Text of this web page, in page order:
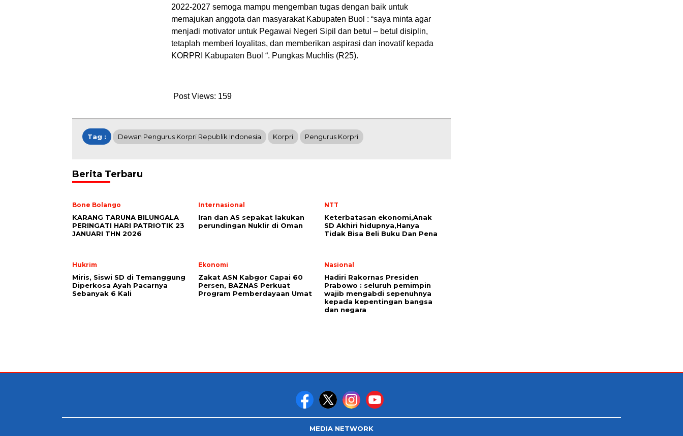
2022-2027 semoga mampu mengemban tugas dengan baik untuk
memajukan anggota dan masyarakat Kabupaten Buol : “saya minta agar
menjadi motivator untuk Pegawai Negeri Sipil dan betul – betul disiplin,
tetaplah memberi loyalitas, dan memberikan aspirasi dan inovatif kepada
KORPRI Kabupaten Buol “. Pungkas Muchlis (R25).
Post Views: 159
Tag : Dewan Pengurus Korpri Republik Indonesia Korpri Pengurus Korpri
Berita Terbaru
Bone Bolango
KARANG TARUNA BILUNGALA
PERINGATI HARI PATRIOTIK 23
JANUARI THN 2026
Internasional
Iran dan AS sepakat lakukan
perundingan Nuklir di Oman
NTT
Keterbatasan ekonomi,Anak
SD Akhiri hidupnya,Hanya
Tidak Bisa Beli Buku Dan Pena
Hukrim
Miris, Siswi SD di Temanggung
Diperkosa Ayah Pacarnya
Sebanyak 6 Kali
Ekonomi
Zakat ASN Kabgor Capai 60
Persen, BAZNAS Perkuat
Program Pemberdayaan Umat
Nasional
Hadiri Rakornas Presiden
Prabowo : seluruh pemimpin
wajib mengabdi sepenuhnya
kepada kepentingan bangsa
dan negara
MEDIA NETWORK